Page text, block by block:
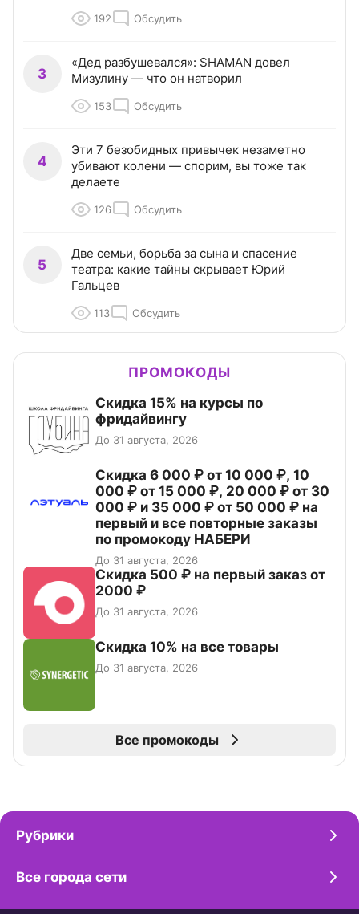
192 Обсудить
3
«Дед разбушевался»: SHAMAN довел
Мизулину — что он натворил
153 Обсудить
4
Эти 7 безобидных привычек незаметно
убивают колени — спорим, вы тоже так
делаете
126 Обсудить
5
Две семьи, борьба за сына и спасение
театра: какие тайны скрывает Юрий
Гальцев
113 Обсудить
ПРОМОКОДЫ
Скидка 15% на курсы по
фридайвингу
До 31 августа, 2026
Скидка 6 000 ₽ от 10 000 ₽, 10
000 ₽ от 15 000 ₽, 20 000 ₽ от 30
000 ₽ и 35 000 ₽ от 50 000 ₽ на
первый и все повторные заказы
по промокоду НАБЕРИ
До 31 августа, 2026
Скидка 500 ₽ на первый заказ от
2000 ₽
До 31 августа, 2026
Скидка 10% на все товары
До 31 августа, 2026
Все промокоды
Рубрики
Все города сети